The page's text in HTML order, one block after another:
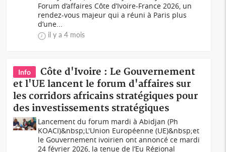
Forum d’affaires Côte d’Ivoire-France 2026, un
rendez-vous majeur qui a réuni à Paris plus
d’une...
il y a 4 mois
Info
Côte d'Ivoire : Le Gouvernement
et l'UE lancent le forum d'affaires sur
les corridors africains stratégiques pour
des investissements stratégiques
Lancement du forum mardi à Abidjan (Ph
KOACI)&nbsp;L'Union Européenne (UE)&nbsp;et
le Gouvernement ivoirien ont annoncé ce mardi
24 février 2026, la tenue de l’Eu Régional